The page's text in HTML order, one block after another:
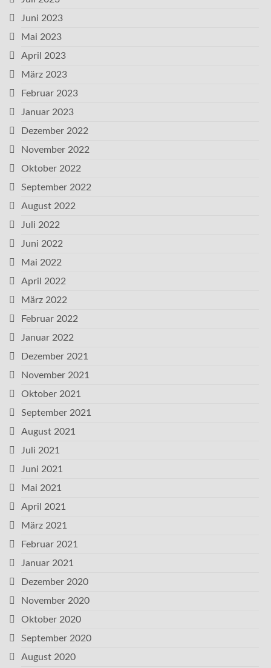
Juni 2023
Mai 2023
April 2023
März 2023
Februar 2023
Januar 2023
Dezember 2022
November 2022
Oktober 2022
September 2022
August 2022
Juli 2022
Juni 2022
Mai 2022
April 2022
März 2022
Februar 2022
Januar 2022
Dezember 2021
November 2021
Oktober 2021
September 2021
August 2021
Juli 2021
Juni 2021
Mai 2021
April 2021
März 2021
Februar 2021
Januar 2021
Dezember 2020
November 2020
Oktober 2020
September 2020
August 2020